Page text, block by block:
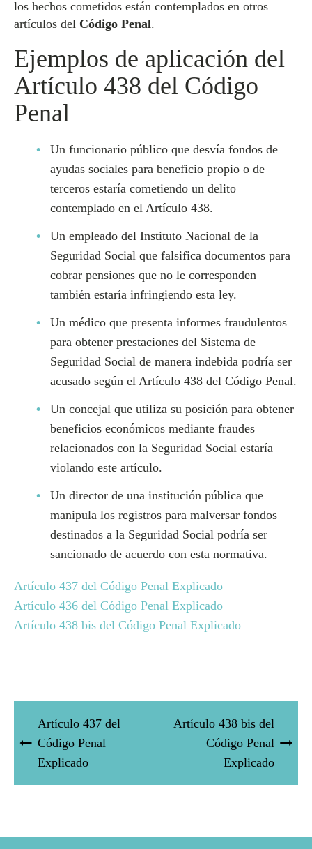
los hechos cometidos están contemplados en otros
artículos del Código Penal.
Ejemplos de aplicación del
Artículo 438 del Código
Penal
Un funcionario público que desvía fondos de
ayudas sociales para beneficio propio o de
terceros estaría cometiendo un delito
contemplado en el Artículo 438.
Un empleado del Instituto Nacional de la
Seguridad Social que falsifica documentos para
cobrar pensiones que no le corresponden
también estaría infringiendo esta ley.
Un médico que presenta informes fraudulentos
para obtener prestaciones del Sistema de
Seguridad Social de manera indebida podría ser
acusado según el Artículo 438 del Código Penal.
Un concejal que utiliza su posición para obtener
beneficios económicos mediante fraudes
relacionados con la Seguridad Social estaría
violando este artículo.
Un director de una institución pública que
manipula los registros para malversar fondos
destinados a la Seguridad Social podría ser
sancionado de acuerdo con esta normativa.
Artículo 437 del Código Penal Explicado
Artículo 436 del Código Penal Explicado
Artículo 438 bis del Código Penal Explicado
Artículo 437 del
Código Penal
Explicado
Artículo 438 bis del
Código Penal
Explicado